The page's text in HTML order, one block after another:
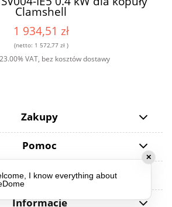
Clamshell
1 934,51 zł
(netto: 1 572,77 zł)
VAT, bez kosztów dostawy
Zakupy
Pomoc
Moje konto
Informacje